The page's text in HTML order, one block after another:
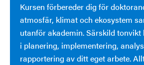
Kursen förbereder dig för
atmosfär, klimat och ekosystem
utanför akademin. Särskild
i planering, implementering,
rapportering av ditt eget arbete.